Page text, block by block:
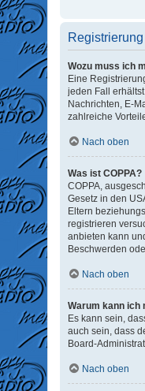
Wozu muss ich
Eine
jeden Fall
Nachrichten, E-
zahlreiche
Nach oben
Was ist COPPA?
COPPA,
Gesetz in den
Eltern
registrieren
anbieten kann
Beschwerden
Nach oben
Warum kann ich
Es kann sein,
auch sein, dass
Board-
Nach oben